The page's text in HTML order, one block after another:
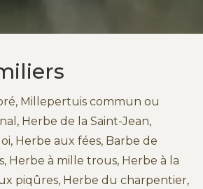
Millepertuis commun ou
Herbe de la Saint-Jean,
Herbe aux fées, Barbe de
Herbe à mille trous, Herbe à la
piqûres, Herbe du charpentier,